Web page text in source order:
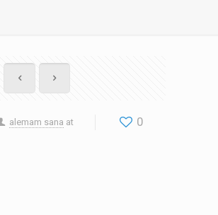
0
alemam sana at